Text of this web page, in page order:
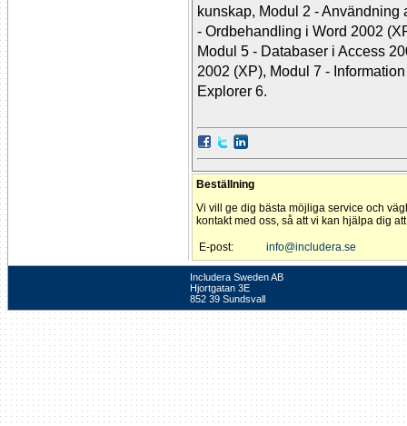
kunskap, Modul 2 -
- Ordbehandling i Word 2002
Modul 5 - Databaser i Access
2002 (XP), Modul 7 -
Explorer 6.
Beställning
Vi vill ge dig bästa möjliga service och
kontakt med oss, så att vi kan hjälpa dig
E-post: info@includera.se
Includera Sweden AB
Hjortgatan 3E
852 39 Sundsvall